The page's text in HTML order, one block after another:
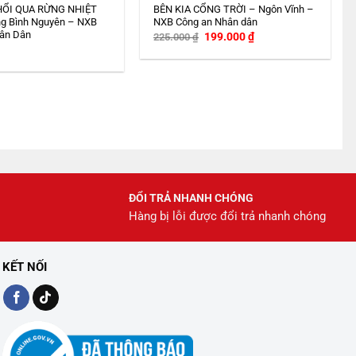
QUA RỪNG NHIỆT
Bình Nguyên – NXB
Dân
BÊN KIA CỔNG TRỜI – Ngôn Vĩnh –
NXB Công an Nhân dân
225.000₫ Giá
là:
199.000₫Giá
hiện
tại
ĐỔI TRẢ NHANH CHÓNG
Hàng bị lỗi được đổi trả nhanh chóng
KẾT NỐI